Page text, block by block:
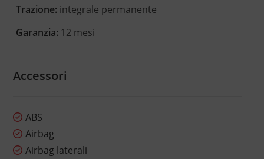
Trazione: integrale permanente
Garanzia: 12 mesi
Accessori
ABS
Airbag
Airbag laterali